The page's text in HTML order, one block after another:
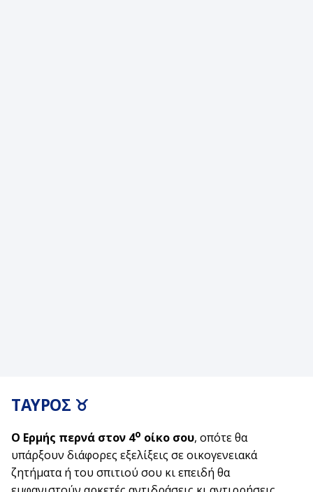
ΤΑΥΡΟΣ ♉
Ο Ερμής περνά στον 4ο οίκο σου, οπότε θα
υπάρξουν διάφορες εξελίξεις σε οικογενειακά
ζητήματα ή του σπιτιού σου κι επειδή θα